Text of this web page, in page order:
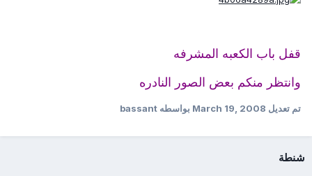
قفل باب الكعبه المشرفه
وانتظر منكم بعض الصور النادره
تم تعديلMarch 19, 2008بواسطه bassant
شنطة